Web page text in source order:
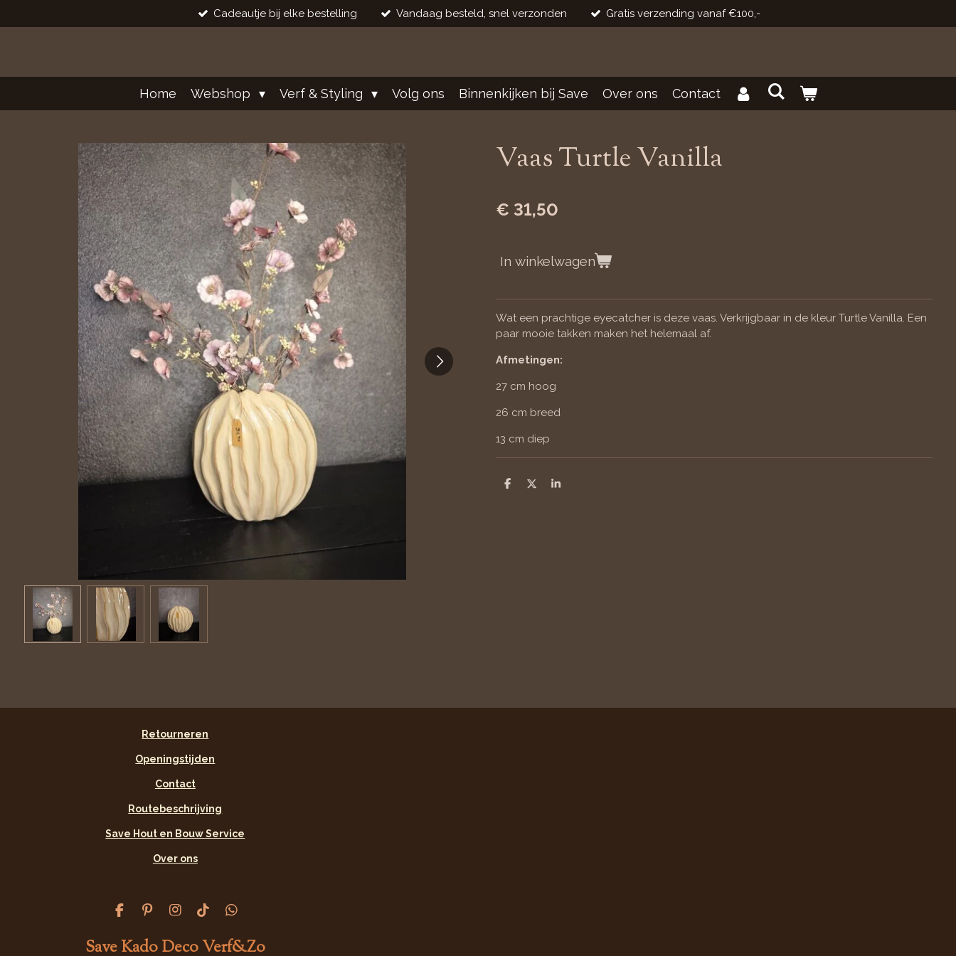
direct
hoofdinhoud
Cadeautje bij elke bestelling Vandaag besteld, snel verzonden Gratis verzending vanaf €100,-
Home Webshop Verf & Styling Volg ons Binnenkijken bij Save Over ons Contact
Vaas Turtle Vanilla
€ 31,50
In winkelwagen
Wat een prachtige eyecatcher is deze vaas. Verkrijgbaar in de kleur Turtle Vanilla. Een
paar mooie takken maken het helemaal af.
Afmetingen:
27 cm hoog
26 cm breed
13 cm diep
D
D
S
Retourneren
Openingstijden
Contact
Routebeschrijving
Save Hout en Bouw Service
Over ons
F
c
P
n
I
s
T
k
W
a
Save Kado Deco Verf&Zo